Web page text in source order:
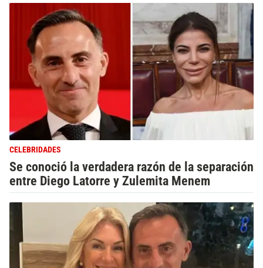
CELEBRIDADES
Se conoció la verdadera razón de la separación
entre Diego Latorre y Zulemita Menem